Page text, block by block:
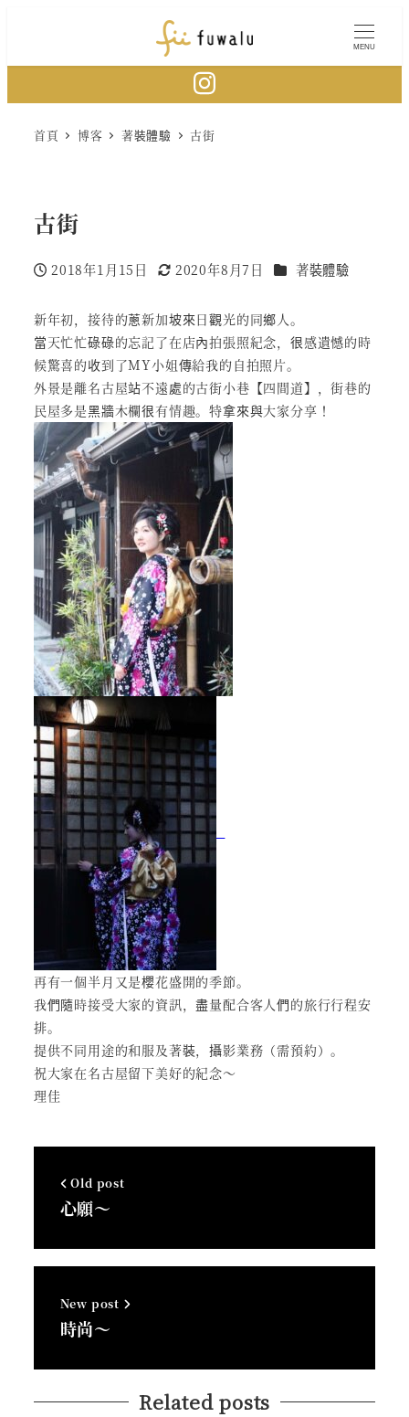
main
MENU
首頁 博客 著裝體驗 古街
古街
Published
2018年1月15日
Modified
2020年8月7日 分類著裝體驗
新年初，接待的蔥新加坡來日觀光的同鄉人。
當天忙忙碌碌的忘記了在店內拍張照紀念，很感遺憾的時
候驚喜的收到了MY小姐傳給我的自拍照片。
外景是離名古屋站不遠處的古街小巷【四間道】，街巷的
民屋多是黑牆木欄很有情趣。特拿來與大家分享！
再有一個半月又是櫻花盛開的季節。
我們隨時接受大家的資訊，盡量配合客人們的旅行行程安
排。
提供不同用途的和服及著裝，攝影業務（需預約）。
祝大家在名古屋留下美好的紀念～
理佳
Old post
心願～
New post
時尚～
Related posts